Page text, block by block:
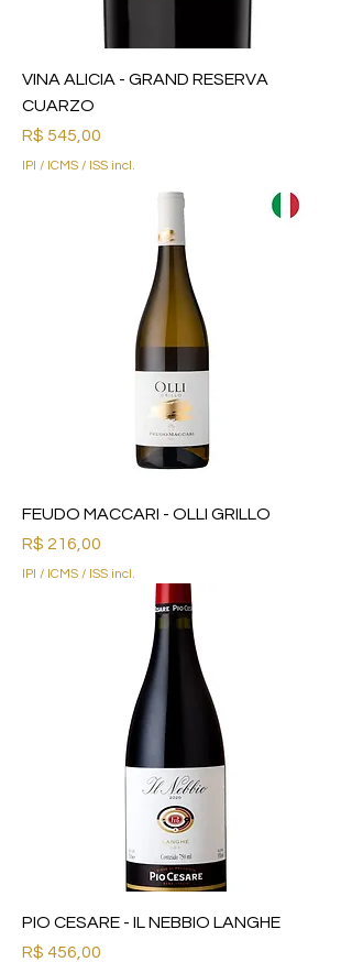
VINA ALICIA - GRAND RESERVA
CUARZO
Preço
R$ 545,00
IPI / ICMS / ISS incl.
FEUDO MACCARI - OLLI GRILLO
Preço
R$ 216,00
IPI / ICMS / ISS incl.
PIO CESARE - IL NEBBIO LANGHE
Preço
R$ 456,00